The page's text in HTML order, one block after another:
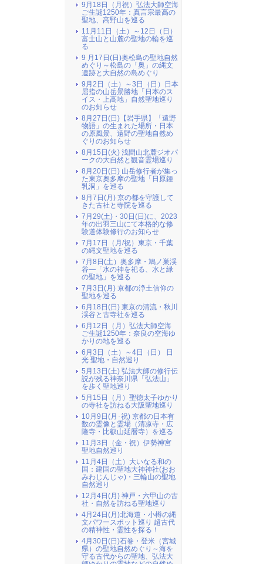
9月18日（月祝）弘法大師空海
ご生誕1250年：真言宗最高の
聖地、高野山を巡る
11月11日（土）～12日（日）
富士山と山麓の聖地の輪を巡
る
9 月17日(日)奥松島の聖地自然
めぐり～松島の「奥」の縄文
遺跡と大自然の島めぐり
9月2日（土）～3日（日）日本
屈指の山岳景勝地「日本のス
イス・上高地」自然聖地巡り
のお知らせ
8月27日(日)【岩手県】「遠野
物語」の生まれた場所・日本
の原風景、遠野の聖地自然め
ぐりのお知らせ
8月15日(火) 浅間山北麓ジオパ
ークの大自然と観音霊場巡り
8月20日(日) 山岳修行者が集っ
た東京奥多摩の聖地「日原鍾
乳洞」を巡る
8月7日(月) 京の都を守護して
きた古社と寺院を巡る
7月29(土)・30日(日)に、2023
年の出羽三山にて本格的な修
験道体験修行のお知らせ
7月17日（月/祝）東京・千葉
の縄文聖地を巡る
7月8日(土）奥多摩・鳩ノ巣渓
谷―「水の神を祀る、水と緑
の聖地」を巡る
7月3日(月) 京都の浄土信仰の
聖地を巡る
6月18日(日) 東京の清流・秋川
渓谷と古寺社を巡る
6月12日（月）弘法大師空海
ご生誕1250年：奈良の空海ゆ
かりの地を巡る
6月3日（土）～4日（日） 日
光 聖地・自然巡り
5月13日(土) 弘法大師の修行伝
説が残る神奈川県「弘法山」
を歩く聖地巡り
5月15日（月）聖徳太子ゆかり
の寺社を訪ねる大阪聖地巡り
10月9日(月･祝) 京都の日本有
数の霊像と霊場（清凉寺・広
隆寺・比叡山延暦寺）を巡る
11月3日（金・祝）伊勢神宮
聖地自然巡り
11月4日（土）大いなる和の
国：建国の聖地大神神社(おお
みわじんじゃ)・三輪山の聖地
自然巡り
12月4日(月) 神戸・六甲山の古
社・自然を訪ねる聖地巡り
4月24日(月)北海道・小樽の縄
文パワースポット巡り 超古代
の精神性・霊性を探る！
4月30日(日)石巻・登米（宮城
県）の聖地自然めぐり～海を
守る古代からの聖地、弘法大